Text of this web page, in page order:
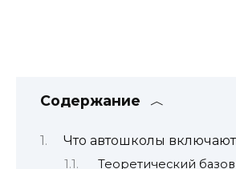
Содержание
Что автошколы
Теоретический